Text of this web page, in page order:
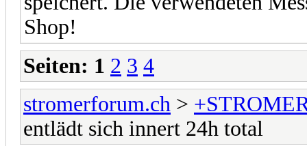
Shop!
Seiten: 1 2 3 4
stromerforum.ch >
entlädt sich innert 24h total